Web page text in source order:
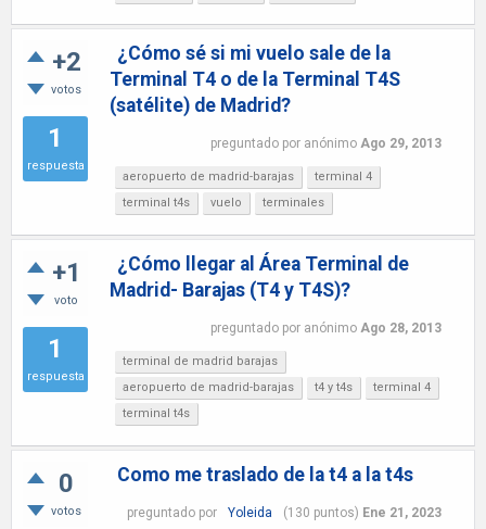
+2
votos
1
respuesta
¿Cómo sé si mi vuelo sale de la
Terminal T4 o de la Terminal T4S
(satélite) de Madrid?
preguntado por anónimo Ago 29, 2013
aeropuerto de madrid-barajas
terminal 4
terminal t4s
vuelo terminales
+1
voto
1
respuesta
¿Cómo llegar al Área Terminal de
Madrid- Barajas (T4 y T4S)?
preguntado por anónimo Ago 28, 2013
terminal de madrid barajas
aeropuerto de madrid-barajas
t4 y t4s
terminal 4
terminal t4s
0
votos
Como me traslado de la t4 a la t4s
preguntado por Yoleida (130 puntos) Ene 21, 2023